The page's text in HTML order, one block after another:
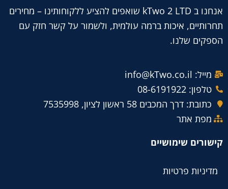
אנחנו ב kTwo 2 LTD שואפים להציע ללקוחותינו – מחירים
תחרותיים, איכות ברמה עולמית, ולשמור על קשר חזק עם
הספקים שלנו.
מייל: info@kTwo.co.il
טלפון: 08-6191922
כתובת: דרך המכבים 58 ראשון לציון, 7535998
מפת אתר
קישורים שימושיים
מדיניות פרטיות